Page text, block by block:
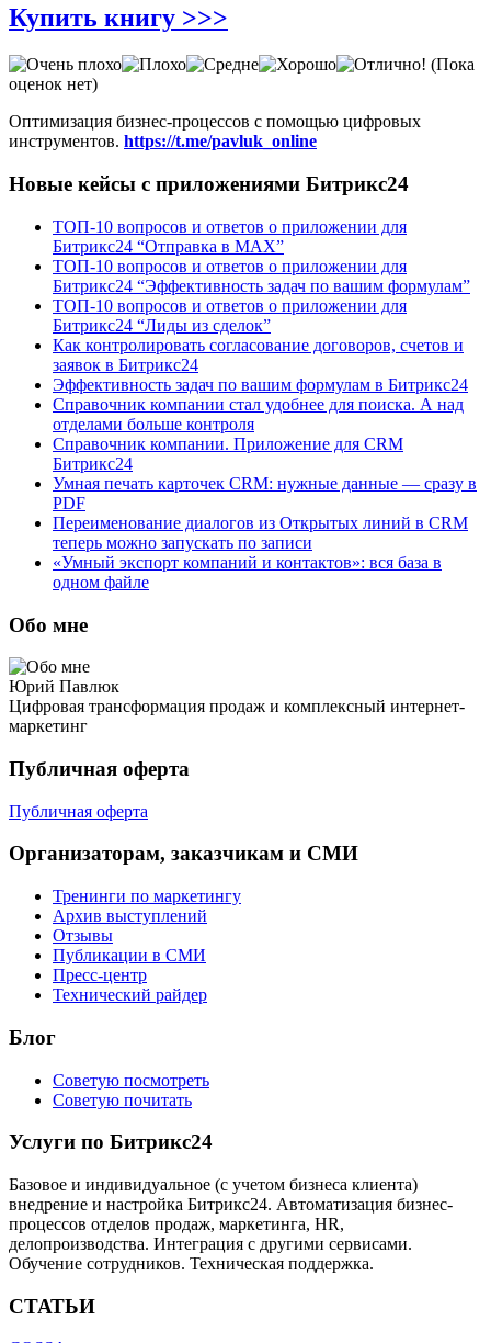
Купить книгу >>>
(Пока
оценок нет)
Оптимизация бизнес-процессов с помощью цифровых
инструментов. https://t.me/pavluk_online
Новые кейсы с приложениями Битрикс24
ТОП-10 вопросов и ответов о приложении для
Битрикс24 “Отправка в МАХ”
ТОП-10 вопросов и ответов о приложении для
Битрикс24 “Эффективность задач по вашим формулам”
ТОП-10 вопросов и ответов о приложении для
Битрикс24 “Лиды из сделок”
Как контролировать согласование договоров, счетов и
заявок в Битрикс24
Эффективность задач по вашим формулам в Битрикс24
Справочник компании стал удобнее для поиска. А над
отделами больше контроля
Справочник компании. Приложение для CRM
Битрикс24
Умная печать карточек CRM: нужные данные — сразу в
PDF
Переименование диалогов из Открытых линий в CRM
теперь можно запускать по записи
«Умный экспорт компаний и контактов»: вся база в
одном файле
Обо мне
Юрий Павлюк
Цифровая трансформация продаж и комплексный интернет-
маркетинг
Публичная оферта
Публичная оферта
Организаторам, заказчикам и СМИ
Тренинги по маркетингу
Архив выступлений
Отзывы
Публикации в СМИ
Пресс-центр
Технический райдер
Блог
Советую посмотреть
Советую почитать
Услуги по Битрикс24
Базовое и индивидуальное (с учетом бизнеса клиента)
внедрение и настройка Битрикс24. Автоматизация бизнес-
процессов отделов продаж, маркетинга, HR,
делопроизводства. Интеграция с другими сервисами.
Обучение сотрудников. Техническая поддержка.
СТАТЬИ